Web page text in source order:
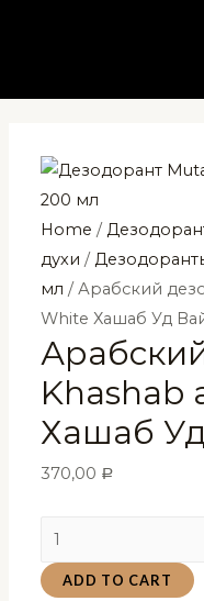
Home /
духи /
мл / Арабский
White Хашаб Уд
Khashab
Хашаб
370,00 Р
Арабский
дезодорант
Khashab
ADD TO CART